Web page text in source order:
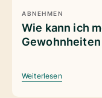
ABNEHMEN
Wie kann ich
Weiterlesen